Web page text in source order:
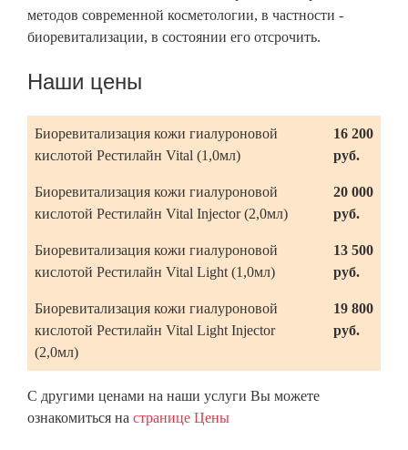
методов современной косметологии, в частности -
биоревитализации, в состоянии его отсрочить.
Наши цены
Биоревитализация кожи гиалуроновой
кислотой Рестилайн Vital (1,0мл)
16 200
руб.
Биоревитализация кожи гиалуроновой
кислотой Рестилайн Vital Injector (2,0мл)
20 000
руб.
Биоревитализация кожи гиалуроновой
кислотой Рестилайн Vital Light (1,0мл)
13 500
руб.
Биоревитализация кожи гиалуроновой
кислотой Рестилайн Vital Light Injector
(2,0мл)
19 800
руб.
С другими ценами на наши услуги Вы можете
ознакомиться на странице Цены